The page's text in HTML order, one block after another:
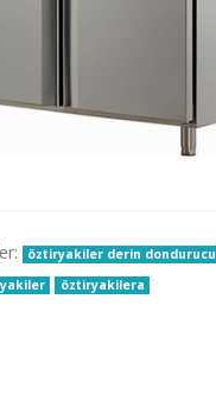
öztiryakiler derin dondurucu
öztiryakilera